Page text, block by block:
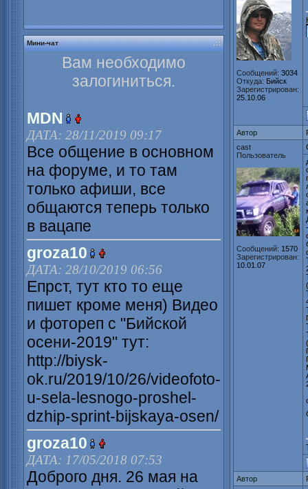
Мини-чат
Вам необходимо
залогиниться.
MDN
ДАТА: 28/11/2019 09:17
Все общение в основном
на форуме, и то там
только афиши, все
общаются теперь только
в вацапе
groza10
ДАТА: 28/10/2019 06:56
Епрст, тут кто то еще
пишет кроме меня) Видео
и фотореп с "Бийской
осени-2019" тут:
http://biysk-
ok.ru/2019/10/26/videofoto-
u-sela-lesnogo-proshel-
dzhip-sprint-bijskaya-osen/
groza10
ДАТА: 17/05/2018 07:53
Доброго дня. 26 мая на
Сообщений: 3034
Откуда: Бийск
Зарегистрирован:
25.10.06
Автор
cast
Пользователь
Сообщений: 1570
Зарегистрирован:
10.01.07
Автор